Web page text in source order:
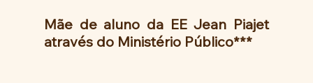
Mãe de aluno da EE Jean Piajet
através do Ministério Público***